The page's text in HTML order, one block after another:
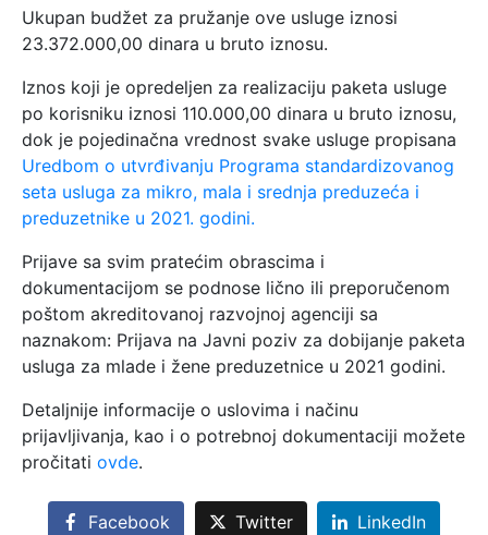
Ukupan budžet za pružanje ove usluge iznosi
23.372.000,00 dinara u bruto iznosu.
Iznos koji je opredeljen za realizaciju paketa usluge
po korisniku iznosi 110.000,00 dinara u bruto iznosu,
dok je pojedinačna vrednost svake usluge propisana
Uredbom o utvrđivanju Programa standardizovanog
seta usluga za mikro, mala i srednja preduzeća i
preduzetnike u 2021. godini.
Prijave sa svim pratećim obrascima i
dokumentacijom se podnose lično ili preporučenom
poštom akreditovanoj razvojnoj agenciji sa
naznakom: Prijava na Javni poziv za dobijanje paketa
usluga za mlade i žene preduzetnice u 2021 godini.
Detaljnije informacije o uslovima i načinu
prijavljivanja, kao i o potrebnoj dokumentaciji možete
pročitati ovde.
Facebook Twitter LinkedIn